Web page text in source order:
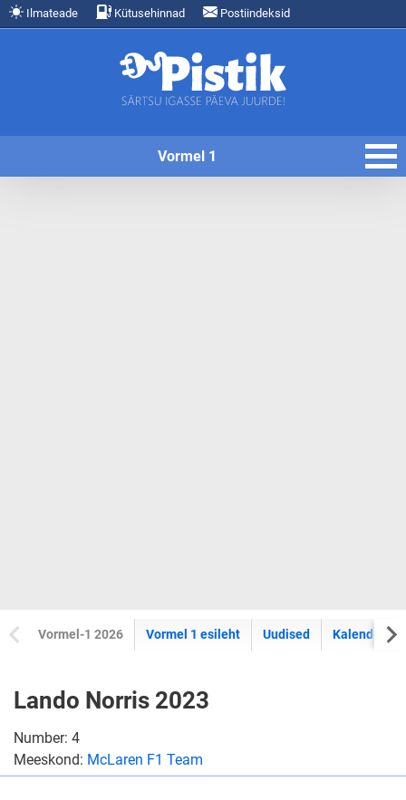
Ilmateade Kütusehinnad Postiindeksid
Vormel 1
Vormel-1 2026 Vormel 1 esileht Uudised Kalender
Lando Norris 2023
Number: 4
Meeskond: McLaren F1 Team